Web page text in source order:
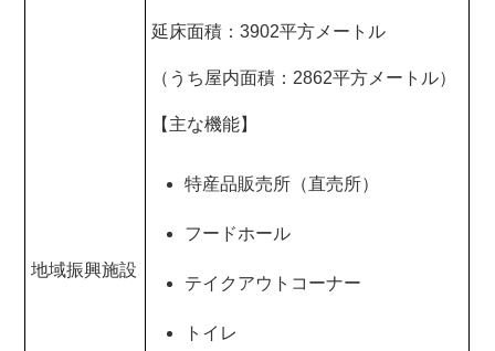
地域振興施設
延床面積：3902平方メートル
（うち屋内面積：2862平方メートル）
【主な機能】
特産品販売所（直売所）
フードホール
テイクアウトコーナー
トイレ